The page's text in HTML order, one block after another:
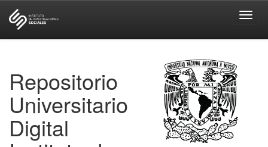
Repositorio
Universitario
Digital